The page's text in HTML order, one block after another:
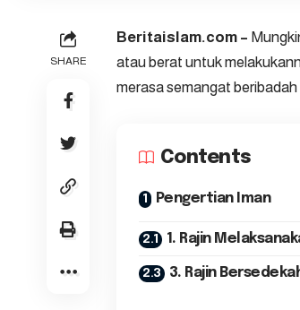
SHARE
Beritaislam.com –
atau berat untuk
merasa semangat
Contents
Pengertian Iman
1. Rajin
3. Rajin